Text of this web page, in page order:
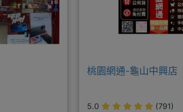
桃園網通-龜山中興店
5.0
(791)